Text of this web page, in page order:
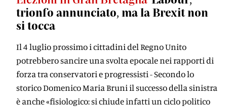
trionfo annunciato, ma la Brexit non
si tocca
Il 4 luglio prossimo i cittadini del Regno Unito
potrebbero sancire una svolta epocale nei rapporti di
forza tra conservatori e progressisti - Secondo lo
storico Domenico Maria Bruni il successo della sinistra
è anche «fisiologico: si chiude infatti un ciclo politico